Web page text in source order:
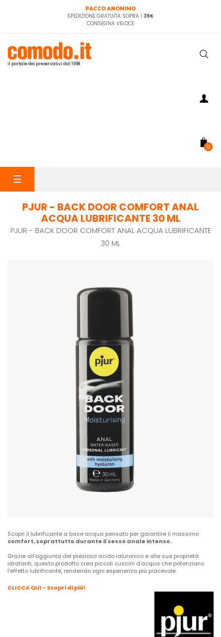
PACCO ANONIMO
SPEDIZIONE GRATUITA SOPRA I 39€
CONSEGNA VELOCE
il portale dei preservativi dal 1998
0
navigazione
☰
PJUR - BACK DOOR COMFORT ANAL
ACQUA LUBRIFICANTE 30 ML
PJUR - BACK DOOR COMFORT ANAL ACQUA LUBRIFICANTE
30 ML
Scopri il lubrificante a base acqua pensato per garantire il massimo
comfort, soprattutto durante il sesso anale intenso.
Grazie all’aggiunta del prezioso acido ialuronico e alle sue proprietà
idratanti, questo prodotto crea piccoli cuscini d’acqua che potenziano
l’effetto lubrificante, rendendo ogni esperienza più piacevole.
CLICCA QUI - Scopri di più!